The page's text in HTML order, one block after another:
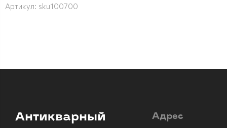
Артикул: sku100700
Антикварный
Адрес